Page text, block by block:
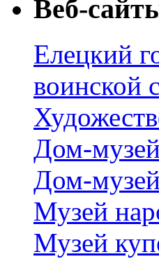
Веб-
Елецкий
воинской
Дом-
Дом-
Музей
Музей